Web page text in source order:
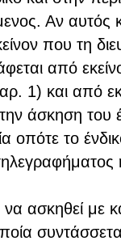
Αν αυτός
που τη
από
1) και από
άσκηση του
οπότε το
ασκηθεί με